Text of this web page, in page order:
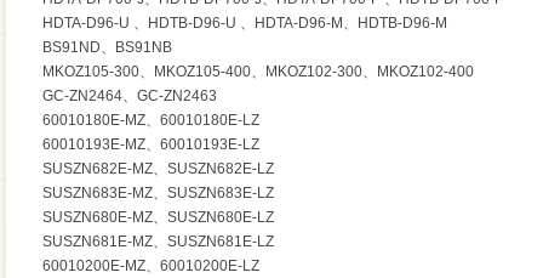
HDTA-D96-U 、HDTB-D96-U 、HDTA-D96-M、HDTB-D96-M
BS91ND、BS91NB
MKOZ105-300、MKOZ105-400、MKOZ102-300、MKOZ102-400
GC-ZN2464、GC-ZN2463
60010180E-MZ、60010180E-LZ
60010193E-MZ、60010193E-LZ
SUSZN682E-MZ、SUSZN682E-LZ
SUSZN683E-MZ、SUSZN683E-LZ
SUSZN680E-MZ、SUSZN680E-LZ
SUSZN681E-MZ、SUSZN681E-LZ
60010200E-MZ、60010200E-LZ